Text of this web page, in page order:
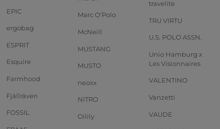
EPIC
ergobag
ESPRIT
Esquire
Farmhood
Fjällräven
FOSSIL
Marc O'Polo
McNeill
MUSTANG
MUSTO
neoxx
NITRO
Oilily
travelite
TRU VIRTU
U.S. POLO ASSN.
Unio Hamburg x
Les Visionnaires
VALENTINO
Vanzetti
VAUDE